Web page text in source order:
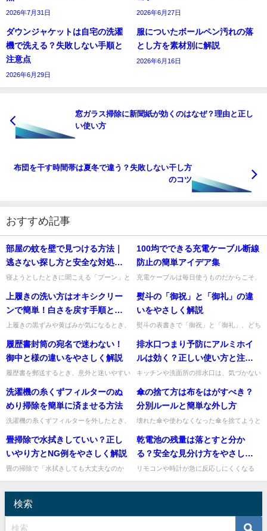
2026年7月31日 2026年6月27日
ダウンジャケットは自宅の洗濯
機で洗える？失敗しない手順と
注意点
2026年6月29日
服についたボールペン汚れの落
とし方を素材別に解説
2026年6月16日
窓ガラス掃除に新聞紙が効くのはなぜ？理由と正し
い使い方
布団を干す時間帯は夏冬で違う？失敗しない干し方
のコツ
おすすめ記事
部屋の蚊を壁で見つける方法｜
逃さない探し方と安全な対処の
コツ
寝ようとしたときに聞こえる「プーン」と
で見つけたいときは、空中を目で追い続け
るよりも、壁・天井・カーテ...
100均でできる充電ケーブル断線
防止の簡単アイデア集
充電ケーブルは毎日使うものだからこそ、
り、被膜が裂けそうになっていたりします
よね。特にスマホの充電ケー...
上履きの洗い方はオキシクリー
ンで簡単！白さを戻す手順と注
意点
上履きの黒ずみや黄ばみが気になるとき、
の？」と迷いますよね。結論からお伝えす
ると、上履きはオキシクリーン...
熨斗の「御祝」と「御礼」の違
いをやさしく解説
熨斗の表書きで「御祝」と「御礼」、どち
結婚祝いなのか、お世話になったお礼なの
かで頭がこんがらがることが...
履歴書封筒の宛名で迷わない！
御中と様の違いをやさしく解説
履歴書を郵送するとき、意外と迷いやすい
中」と「様」の違いは、就職活動や転職活
動では気になるポイントでは...
排水口つまり予防にアルミホイ
ルは効く？正しい使い方と注意
点
キッチンや洗面所の排水口は、気づかない
すよね。そこでよく話題になるのが、アル
ミホイルを丸めて排水口に入...
洗濯機の糸くずフィルターのぬ
めり掃除を簡単に済ませる方法
洗濯機の糸くずフィルターを外したとき、
ることがありますよね。私も忙しいとつい
後回しにしがちですが、ここ...
傘の捨て方は布をはがすべき？
分別ルールと簡単な外し方
壊れた傘や使わなくなった傘を捨てようと
ごみ？」「そのまま出して大丈夫？」と迷
いますよね。私も、自治体に...
畳掃除で水拭きしていい？正し
いやり方とNG例をやさしく解説
畳の掃除で「水拭きしても大丈夫なのか
で、水拭きは固く絞った布で必要...
乾電池の残量は落とすと分か
る？安全な見分け方をやさしく
解説
リモコンや時計が急に反応しにくくなる
検索